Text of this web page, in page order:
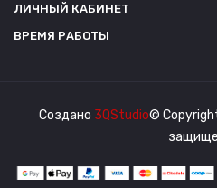
ЛИЧНЫЙ КАБИНЕТ
ВРЕМЯ РАБОТЫ
Создано 3QStudio©